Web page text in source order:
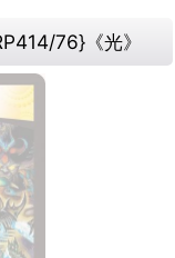
76}《光》